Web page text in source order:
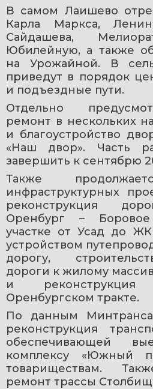
В самом Лаишево
Карла Маркса,
Сайдашева,
Юбилейную, а также
на Урожайной. В
приведут в порядок
и подъездные пути.
Отдельно
ремонт в нескольких
и благоустройство
«Наш двор». Часть
завершить к сентябрю
Также
инфраструктурных
реконструкция
Оренбург –
участке от Усад до
устройством
дорогу,
дороги к жилому
и
Оренбургском тракте.
По данным
реконструкция
обеспечивающей
комплексу «Южный
товариществам.
ремонт трассы